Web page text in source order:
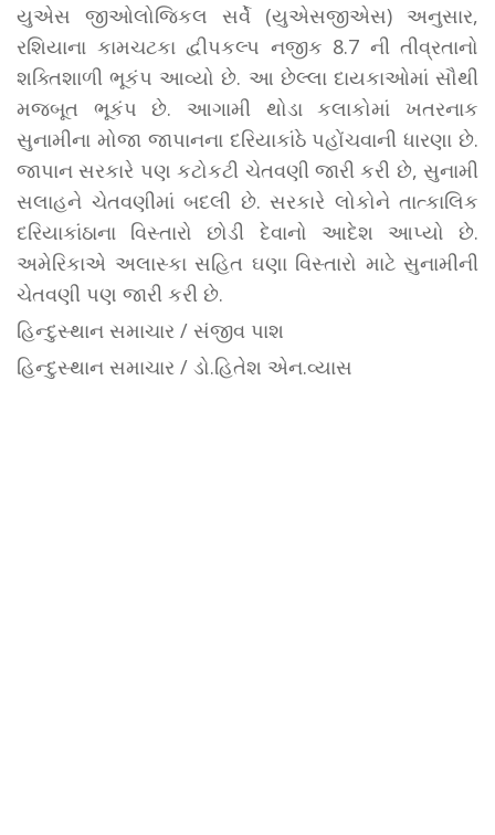
યુએસ જીઓલોજિકલ સર્વે (યુએસજીએસ) અનુસાર,
રશિયાના કામચટકા દ્વીપકલ્પ નજીક 8.7 ની તીવ્રતાનો
શક્તિશાળી ભૂકંપ આવ્યો છે. આ છેલ્લા દાયકાઓમાં સૌથી
મજબૂત ભૂકંપ છે. આગામી થોડા કલાકોમાં ખતરનાક
સુનામીના મોજા જાપાનના દરિયાકાંઠે પહોંચવાની ધારણા છે.
જાપાન સરકારે પણ કટોકટી ચેતવણી જારી કરી છે, સુનામી
સલાહને ચેતવણીમાં બદલી છે. સરકારે લોકોને તાત્કાલિક
દરિયાકાંઠાના વિસ્તારો છોડી દેવાનો આદેશ આપ્યો છે.
અમેરિકાએ અલાસ્કા સહિત ઘણા વિસ્તારો માટે સુનામીની
ચેતવણી પણ જારી કરી છે.
હિન્દુસ્થાન સમાચાર / સંજીવ પાશ
હિન્દુસ્થાન સમાચાર / ડો.હિતેશ એન.વ્યાસ